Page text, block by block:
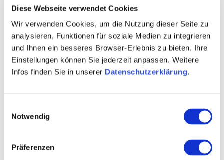
Diese Webseite verwendet Cookies
Wir verwenden Cookies, um die Nutzung dieser Seite zu
analysieren, Funktionen für soziale Medien zu integrieren
und Ihnen ein besseres Browser-Erlebnis zu bieten. Ihre
Einstellungen können Sie jederzeit anpassen. Weitere
Infos finden Sie in unserer Datenschutzerklärung.
Notwendig
Präferenzen
Tätigen sowie Interessierten aus Verwaltung, Weinbau,
Landwirtschaft, Naturschutz, Waldwirtschaft,
Tourismusbetrieben und Interessenverbänden. Mit rund
25 Vertretern aus allen nahezu allen Sparten wurden am
Handlungsfelder „Analysen“, „Kommunikation“ und
sowie Ziele definiert, die die Sensibilisierungskampagne